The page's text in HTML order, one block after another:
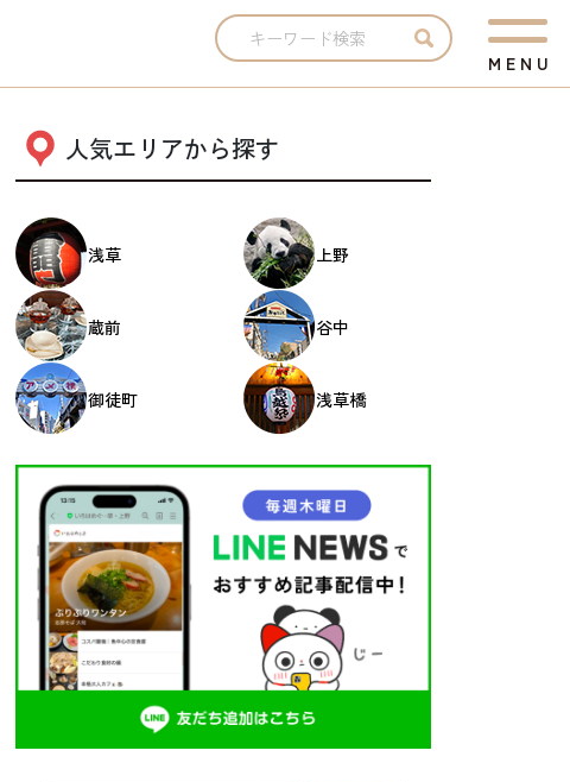
M E N U
人気エリアから探す
浅草 上野
蔵前 谷中
御徒町 浅草橋